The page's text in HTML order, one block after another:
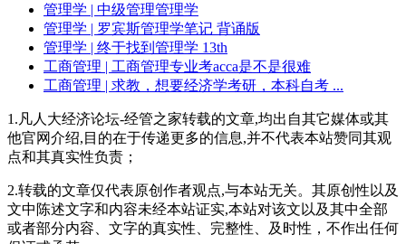
管理学 | 中级管理管理学
管理学 | 罗宾斯管理学笔记 背诵版
管理学 | 终于找到管理学 13th
工商管理 | 工商管理专业考acca是不是很难
工商管理 | 求教，想要经济学考研，本科自考 ...
1.凡人大经济论坛-经管之家转载的文章,均出自其它媒体或其
他官网介绍,目的在于传递更多的信息,并不代表本站赞同其观
点和其真实性负责；
2.转载的文章仅代表原创作者观点,与本站无关。其原创性以及
文中陈述文字和内容未经本站证实,本站对该文以及其中全部
或者部分内容、文字的真实性、完整性、及时性，不作出任何